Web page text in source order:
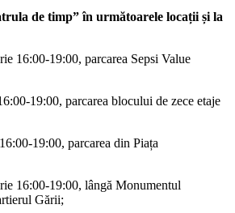
de timp” în următoarele locații și la
16:00-19:00, parcarea Sepsi Value
19:00, parcarea blocului de zece etaje
19:00, parcarea din Piața
16:00-19:00, lângă Monumentul
Gării;